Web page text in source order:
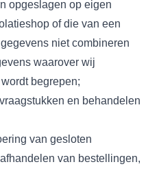
opgeslagen op eigen
of die van een
niet combineren
waarover wij
begrepen;
en behandelen
van gesloten
van bestellingen,